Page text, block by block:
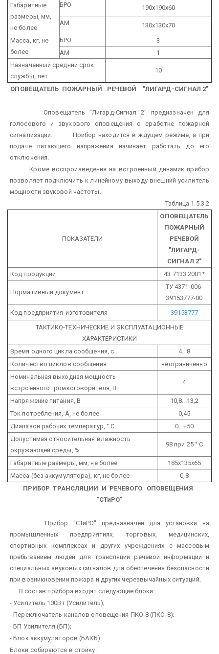
Габаритные
размеры, мм,
не более
БРО 190х190х60
АМ 130х130х70
Масса, кг, не
более
БРО
3
АМ
1
Назначенный средний срок
службы, лет
10
ОПОВЕЩАТЕЛЬ ПОЖАРНЫЙ РЕЧЕВОЙ "ЛИГАРД-СИГНАЛ 2"
Оповещатель "Лигард-Сигнал 2" предназначен для
голосового и звукового оповещения о сработке пожарной
сигнализации.
Прибор находится в ждущем режиме, а при
подаче питающего напряжения начинает работать до его
отключения.
Кроме воспроизведения на встроенный динамик прибор
позволяет подключить к линейному выходу внешний усилитель
мощности звуковой частоты.
Таблица 1.5.3.2
ПОКАЗАТЕЛИ
ОПОВЕЩАТЕЛЬ
ПОЖАРНЫЙ
РЕЧЕВОЙ
"ЛИГАРД-
СИГНАЛ 2"
Код продукции
43 7133 2001*
Нормативный документ
ТУ 4371-006-
39153777-00
Код предприятия-изготовителя
39153777
ТАКТИКО-ТЕХНИЧЕСКИЕ И ЭКСПЛУАТАЦИОННЫЕ
ХАРАКТЕРИСТИКИ
Время одного цикла сообщения, с
4...8
Количество циклов сообщения
неограниченно
Номинальная выходная мощность
встроенного громкоговорителя, Вт
4
Напряжение питания, В
10,8...13,2
Ток потребления, А, не более
0,45
Диапазон рабочих температур, ° С
0...+50
Допустимая относительная влажность
окружающей среды, %
98 при 25 ° С
Габаритные размеры, мм, не более
185х135х65
Масса (без аккумулятора), кг, не более
0,8
ПРИБОР ТРАНСЛЯЦИИ И РЕЧЕВОГО ОПОВЕЩЕНИЯ
"СТиРО"
Прибор "СТиРО" предназначен для установки на
промышленных предприятиях, торговых, медицинских,
спортивных комплексах и других учреждениях с массовым
пребыванием людей для трансляции речевой информации и
специальных звуковых сигналов для обеспечения безопасности
при возникновении пожара и других черезвычайных ситуаций.
В состав прибора входят следующие блоки:
- Усилитель 100Вт (Усилитель);
- Переключатель каналов оповещения ПКО-8 (ПКО-8);
- БП Усилителя (БП);
- Блок аккумуляторов (БАКБ).
Блоки собираются в стойку.